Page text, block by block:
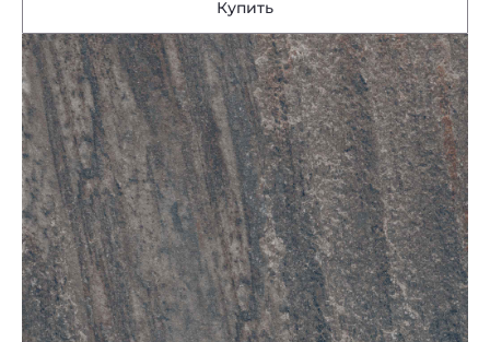
Купить